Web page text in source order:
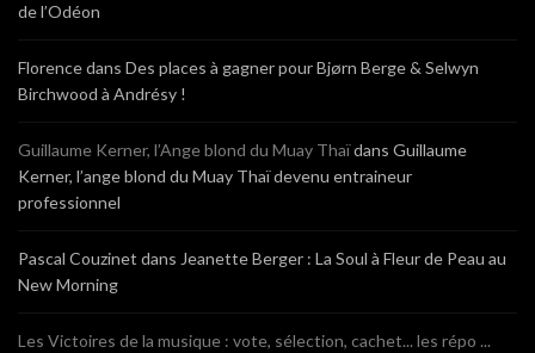
de l’Odéon
Florencedans Des places à gagner pour Bjørn Berge & Selwyn
Birchwood à Andrésy !
Guillaume Kerner, l’Ange blond du Muay Thaïdans Guillaume
Kerner, l’ange blond du Muay Thaï devenu entraineur
professionnel
Pascal Couzinet dans Jeanette Berger : La Soul à Fleur de Peau au
New Morning
Les Victoires de la musique : vote, sélection, cachet... les répo ...